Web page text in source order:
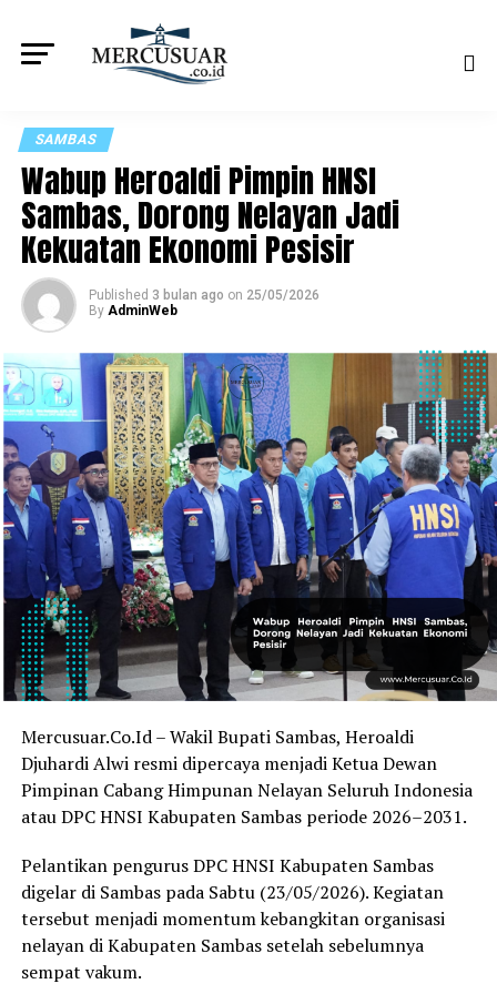
SAMBAS
Wabup Heroaldi Pimpin HNSI
Sambas, Dorong Nelayan Jadi
Kekuatan Ekonomi Pesisir
Published 3 bulan ago on 25/05/2026
By AdminWeb
Mercusuar.Co.Id – Wakil Bupati Sambas, Heroaldi
Djuhardi Alwi resmi dipercaya menjadi Ketua Dewan
Pimpinan Cabang Himpunan Nelayan Seluruh Indonesia
atau DPC HNSI Kabupaten Sambas periode 2026–2031.
Pelantikan pengurus DPC HNSI Kabupaten Sambas
digelar di Sambas pada Sabtu (23/05/2026). Kegiatan
tersebut menjadi momentum kebangkitan organisasi
nelayan di Kabupaten Sambas setelah sebelumnya
sempat vakum.